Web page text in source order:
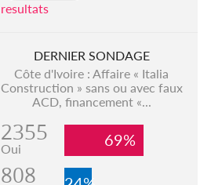
resultats
DERNIER SONDAGE
Côte d'Ivoire : Affaire « Italia
Construction » sans ou avec faux
ACD, financement «...
2355
Oui 69%
808